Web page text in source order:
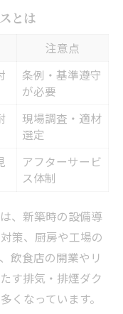
とは
注意点
条例・基準遵守
が必要
現場調査・適材
選定
アフターサービ
ス体制
、新築時の設備導
策、厨房や工場の
飲食店の開業やリ
す排気・排煙ダク
くなっています。